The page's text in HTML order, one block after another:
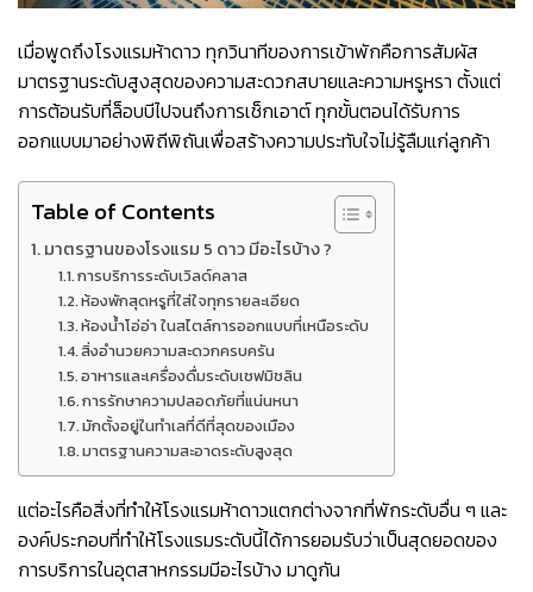
เมื่อพูดถึงโรงแรมห้าดาว ทุกวินาทีของการเข้าพักคือการสัมผัส
มาตรฐานระดับสูงสุดของความสะดวกสบายและความหรูหรา ตั้งแต่
การต้อนรับที่ล็อบบีไปจนถึงการเช็กเอาต์ ทุกขั้นตอนได้รับการ
ออกแบบมาอย่างพิถีพิถันเพื่อสร้างความประทับใจไม่รู้ลืมแก่ลูกค้า
Table of Contents
มาตรฐานของโรงแรม 5 ดาว มีอะไรบ้าง ?
การบริการระดับเวิลด์คลาส
ห้องพักสุดหรูที่ใส่ใจทุกรายละเอียด
ห้องน้ำโอ่อ่า ในสไตล์การออกแบบที่เหนือระดับ
สิ่งอำนวยความสะดวกครบครัน
อาหารและเครื่องดื่มระดับเชฟมิชลิน
การรักษาความปลอดภัยที่แน่นหนา
มักตั้งอยู่ในทำเลที่ดีที่สุดของเมือง
มาตรฐานความสะอาดระดับสูงสุด
แต่อะไรคือสิ่งที่ทำให้โรงแรมห้าดาวแตกต่างจากที่พักระดับอื่น ๆ และ
องค์ประกอบที่ทำให้โรงแรมระดับนี้ได้การยอมรับว่าเป็นสุดยอดของ
การบริการในอุตสาหกรรมมีอะไรบ้าง มาดูกัน